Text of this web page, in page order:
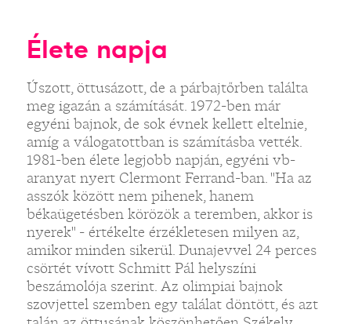
Élete napja
Úszott, öttusázott, de a párbajtőrben találta
meg igazán a számítását. 1972-ben már
egyéni bajnok, de sok évnek kellett eltelnie,
amíg a válogatottban is számításba vették.
1981-ben élete legjobb napján, egyéni vb-
aranyat nyert Clermont Ferrand-ban. "Ha az
asszók között nem pihenek, hanem
békaügetésben körözök a teremben, akkor is
nyerek" - értékelte érzékletesen milyen az,
amikor minden sikerül. Dunajevvel 24 perces
csörtét vívott Schmitt Pál helyszíni
beszámolója szerint. Az olimpiai bajnok
szovjettel szemben egy találat döntött, és azt